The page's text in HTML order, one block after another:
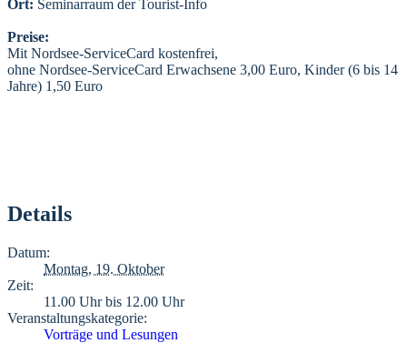
Ort: Seminarraum der Tourist-Info
Preise:
Mit Nordsee-ServiceCard kostenfrei,
ohne Nordsee-ServiceCard Erwachsene 3,00 Euro, Kinder (6 bis 14
Jahre) 1,50 Euro
Details
Datum:
Montag, 19. Oktober
Zeit:
11.00 Uhr bis 12.00 Uhr
Veranstaltungskategorie:
Vorträge und Lesungen